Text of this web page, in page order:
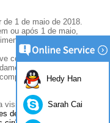
de 1 de maio de 2018.
ou após 1 de maio,
de embarque.
código HS diferente. Por
de acordo com o
e causar a
e para inquérito.
descartáveis ​​de máscara
Hedy Han
Sarah Cai